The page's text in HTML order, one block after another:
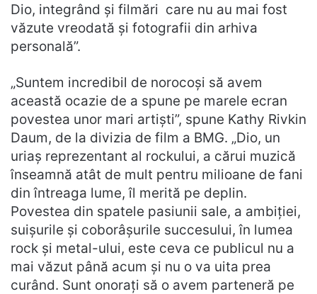
Dio, integrând și filmări care nu au mai fost
văzute vreodată și fotografii din arhiva
personală”.
„Suntem incredibil de norocoși să avem
această ocazie de a spune pe marele ecran
povestea unor mari artiști”, spune Kathy Rivkin
Daum, de la divizia de film a BMG. „Dio, un
uriaș reprezentant al rockului, a cărui muzică
înseamnă atât de mult pentru milioane de fani
din întreaga lume, îl merită pe deplin.
Povestea din spatele pasiunii sale, a ambiției,
suișurile și coborâșurile succesului, în lumea
rock și metal-ului, este ceva ce publicul nu a
mai văzut până acum și nu o va uita prea
curând. Sunt onorați să o avem parteneră pe